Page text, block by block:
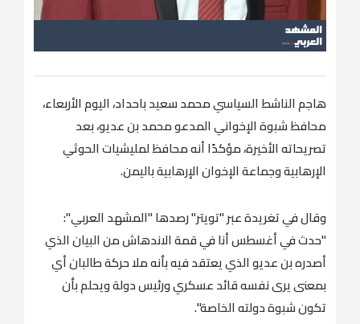
هاجم الناشط السياسي محمد سعيد باحداد، اليوم الأربعاء،
محافظ شبوة الإخواني المدعو محمد بن عديو، بعد
تصريحاته الأخيرة، مؤكدًا أنه محافظ لمليشيات الحوثي
الإرهابية وجماعة الإخوان الإرهابية باليمن.
وقال في تغريدة عبر "تويتر" رصدها "المشهد العربي":
"حدث في أغسطس أنا في قمة الاندهاش من البيان الذي
أصدره بن عديو الذي يعتقد فيه بأنه ملا حركة طالبان أي
بمعنى يرى نفسه قائد عسكري ورئيس دولة ويحلم بأن
تكون شبوة دولته الخاصة".